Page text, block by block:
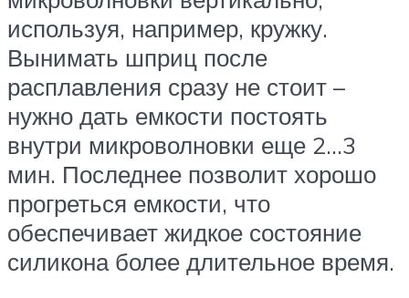
используя, например, кружку.
Вынимать шприц после
расплавления сразу не стоит –
нужно дать емкости постоять
внутри микроволновки еще 2…3
мин. Последнее позволит хорошо
прогреться емкости, что
обеспечивает жидкое состояние
силикона более длительное время.